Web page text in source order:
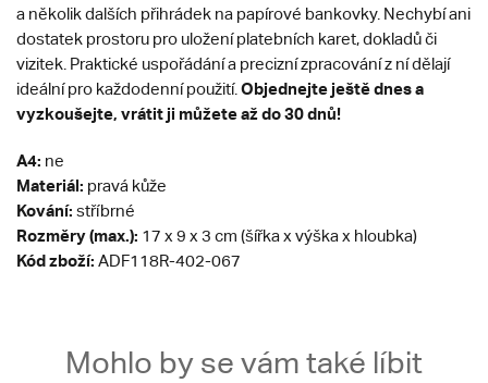
a několik dalších přihrádek na papírové bankovky. Nechybí ani
dostatek prostoru pro uložení platebních karet, dokladů či
vizitek. Praktické uspořádání a precizní zpracování z ní dělají
ideální pro každodenní použití. Objednejte ještě dnes a
vyzkoušejte, vrátit ji můžete až do 30 dnů!
A4: ne
Materiál: pravá kůže
Kování: stříbrné
Rozměry (max.): 17 x 9 x 3 cm (šířka x výška x hloubka)
Kód zboží: ADF118R-402-067
Mohlo by se vám také líbit